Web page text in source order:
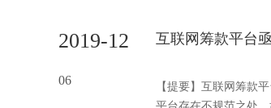
2019-12
06
互联网筹款平台
【提要】互联网筹款